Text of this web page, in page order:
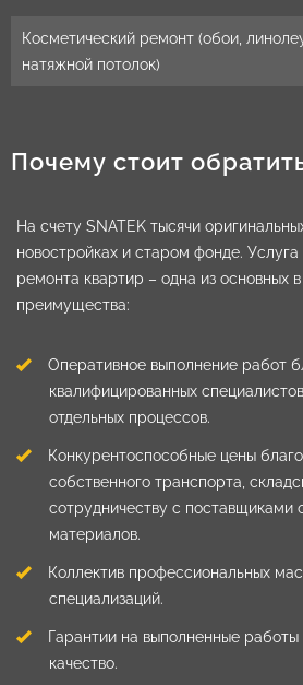
Косметический ремонт (обои,
натяжной потолок)
Почему стоит
На счету SNATEK тысячи
новостройках и старом фонде. Услуга
ремонта квартир – одна из основных
преимущества:
Оперативное выполнение работ
квалифицированных
отдельных процессов.
Конкурентоспособные цены
собственного транспорта,
сотрудничеству с поставщиками
материалов.
Коллектив профессиональных
специализаций.
Гарантии на выполненные работы
качество.